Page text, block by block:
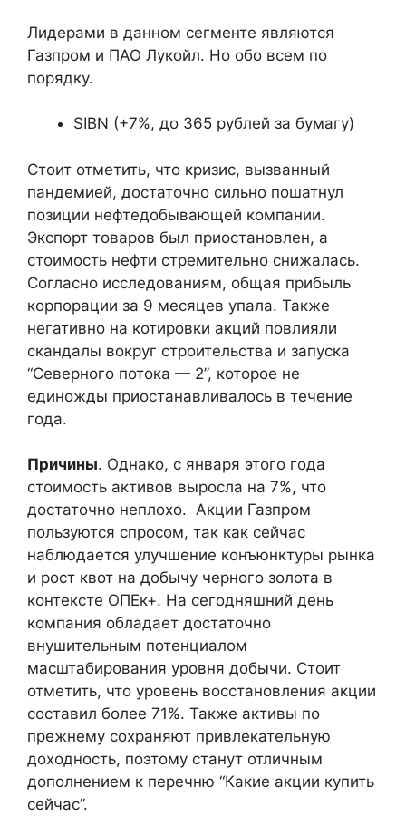
Лидерами в данном сегменте являются
Газпром и ПАО Лукойл. Но обо всем по
порядку.
SIBN (+7%, до 365 рублей за бумагу)
Стоит отметить, что кризис, вызванный
пандемией, достаточно сильно пошатнул
позиции нефтедобывающей компании.
Экспорт товаров был приостановлен, а
стоимость нефти стремительно снижалась.
Согласно исследованиям, общая прибыль
корпорации за 9 месяцев упала. Также
негативно на котировки акций повлияли
скандалы вокруг строительства и запуска
“Северного потока — 2”, которое не
единожды приостанавливалось в течение
года.
Причины. Однако, с января этого года
стоимость активов выросла на 7%, что
достаточно неплохо. Акции Газпром
пользуются спросом, так как сейчас
наблюдается улучшение конъюнктуры рынка
и рост квот на добычу черного золота в
контексте ОПЕк+. На сегодняшний день
компания обладает достаточно
внушительным потенциалом
масштабирования уровня добычи. Стоит
отметить, что уровень восстановления акции
составил более 71%. Также активы по
прежнему сохраняют привлекательную
доходность, поэтому станут отличным
дополнением к перечню “Какие акции купить
сейчас”.